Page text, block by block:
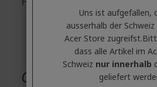
Garantie
Uns ist aufgefallen,
ausserhalb ​der
Acer Store
dass alle Artikel im
Schweiz nur innerhalb
geliefert